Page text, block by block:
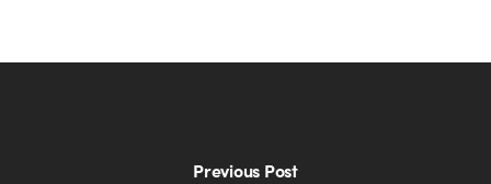
Previous Post